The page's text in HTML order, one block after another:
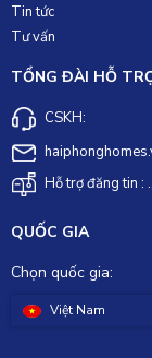
Tin tức
Tư vấn
TỔNG ĐÀI HỖ
CSKH:
Hỗ trợ đăng tin :
QUỐC GIA
Chọn quốc gia:
Việt Nam